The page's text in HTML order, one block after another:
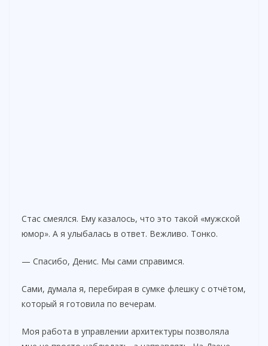
Стас смеялся. Ему казалось, что это такой «мужской
юмор». А я улыбалась в ответ. Вежливо. Тонко.
— Спасибо, Денис. Мы сами справимся.
Сами, думала я, перебирая в сумке флешку с отчётом,
который я готовила по вечерам.
Моя работа в управлении архитектуры позволяла